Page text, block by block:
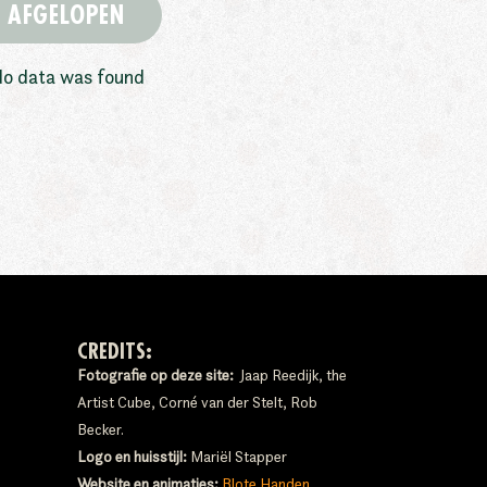
AFGELOPEN
data was found
CREDITS:
Fotografie op deze site: Jaap Reedijk, the
Artist Cube, Corné van der Stelt, Rob
Becker.
Logo en huisstijl: Mariël Stapper